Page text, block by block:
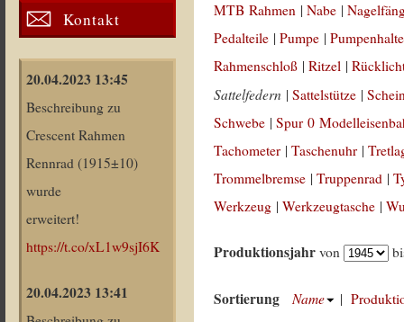
Kontakt
20.04.2023 13:45
Beschreibung zu
Crescent Rahmen
Rennrad (1915±10)
wurde
erweitert!
https://t.co/xL1w9sjI6K
20.04.2023 13:41
MTB Rahmen |Nabe |
Pedalteile |Pumpe |
Rahmenschloß |Ritzel |
Sattelfedern |Sattelstütze |
Schwebe |Spur 0
Tachometer |Taschenuhr |
Trommelbremse |Truppenrad |
Werkzeug |Werkzeugtasche |
Produktionsjahr von
Sortierung Name |